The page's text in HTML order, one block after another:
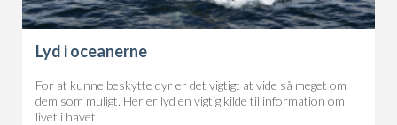
Lyd i oceanerne
For at kunne beskytte dyr er det vigtigt at vide så meget om
dem som muligt. Her er lyd en vigtig kilde til information om
livet i havet.